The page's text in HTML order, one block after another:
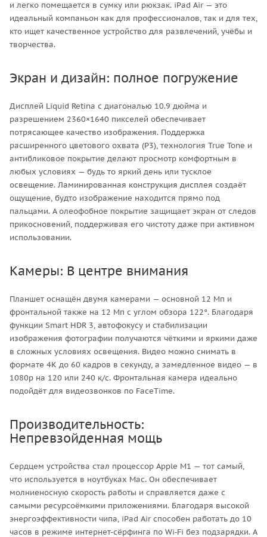
и легко помещается в сумку или рюкзак. iPad Air — это
идеальный компаньон как для профессионалов, так и для тех,
кто ищет качественное устройство для развлечений, учёбы и
творчества.
Экран и дизайн: полное погружение
Дисплей Liquid Retina с диагональю 10.9 дюйма и
разрешением 2360×1640 пикселей обеспечивает
потрясающее качество изображения. Поддержка
расширенного цветового охвата (P3), технология True Tone и
антибликовое покрытие делают просмотр комфортным в
любых условиях — будь то яркий день или тусклое
освещение. Ламинированная конструкция дисплея создаёт
ощущение, будто изображение находится прямо под
пальцами. А олеофобное покрытие защищает экран от следов
прикосновений, поддерживая его чистоту даже при активном
использовании.
Камеры: В центре внимания
Планшет оснащён двумя камерами — основной 12 Мп и
фронтальной также на 12 Мп с углом обзора 122°. Благодаря
функции Smart HDR 3, автофокусу и стабилизации
изображения фотографии получаются чёткими и яркими даже
в сложных условиях освещения. Видео можно снимать в
формате 4K до 60 кадров в секунду, а замедленное видео — в
1080p на 120 или 240 к/с. Фронтальная камера идеально
подойдёт для видеозвонков по FaceTime.
Производительность:
Непревзойденная мощь
Сердцем устройства стал процессор Apple M1 — тот самый,
что используется в ноутбуках Mac. Он обеспечивает
молниеносную скорость работы и справляется даже с
самыми ресурсоёмкими приложениями. Благодаря высокой
энергоэффективности чипа, iPad Air способен работать до 10
часов в режиме интернет-сёрфинга по Wi‑Fi без подзарядки. А